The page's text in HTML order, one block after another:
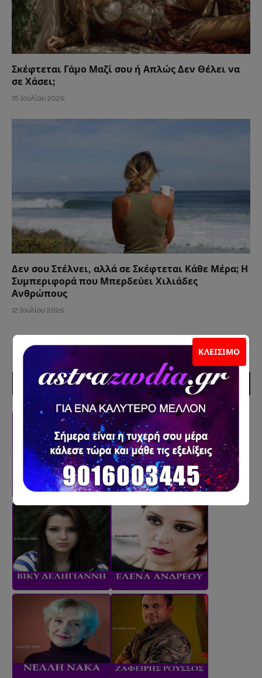
ΚΛΕΊΣΙΜΟ
Σκέφτεται Γάμο Μαζί σου ή Απλώς Δεν Θέλει να
σε Χάσει;
15 Ιουλίου 2026
Δεν σου Στέλνει, αλλά σε Σκέφτεται Κάθε Μέρα; Η
Συμπεριφορά που Μπερδεύει Χιλιάδες
Ανθρώπους
12 Ιουλίου 2026
ΣΥΝΕΡΓΑΤΕΣ